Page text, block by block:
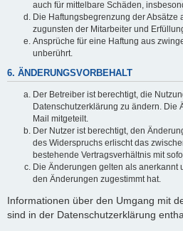
auch für mittelbare Schäden,
Die Haftungsbegrenzung der Absätze
zugunsten der Mitarbeiter und
Ansprüche für eine Haftung aus
unberührt.
6. ÄNDERUNGSVORBEHALT
Der Betreiber ist berechtigt, die
Datenschutzerklärung zu ändern. Die
Mail mitgeteilt.
Der Nutzer ist berechtigt, den
des Widerspruchs erlischt das
bestehende Vertragsverhältnis mit
Die Änderungen gelten als anerkannt
den Änderungen zugestimmt hat.
Informationen über den Umgang mit
sind in der Datenschutzerklärung